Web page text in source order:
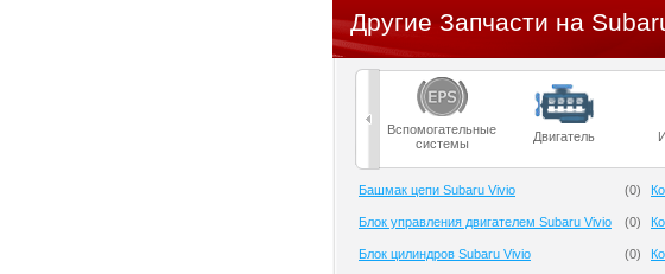
Другие Запчасти на
Вспомогательные
системы
Двигатель
Башмак цепи Subaru Vivio (0)
Блок управления двигателем Subaru Vivio (0)
Блок цилиндров Subaru Vivio (0)